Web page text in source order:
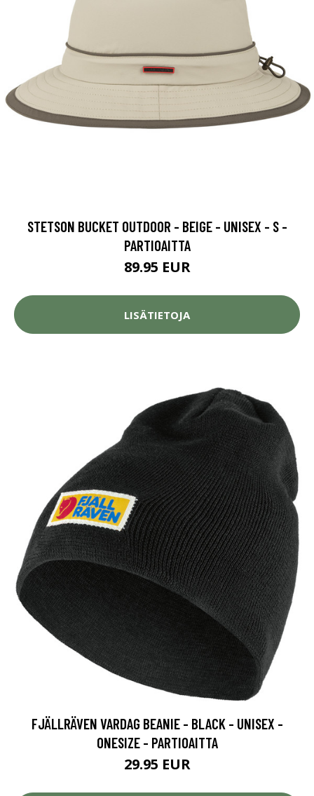
STETSON BUCKET OUTDOOR - BEIGE - UNISEX - S -
PARTIOAITTA
89.95 EUR
LISÄTIETOJA
FJÄLLRÄVEN VARDAG BEANIE - BLACK - UNISEX -
ONESIZE - PARTIOAITTA
29.95 EUR